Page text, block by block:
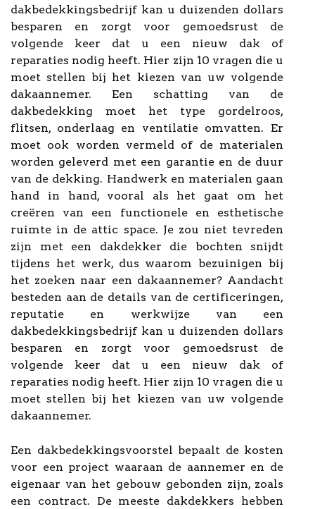
dakbedekkingsbedrijf kan u duizenden dollars
besparen en zorgt voor gemoedsrust de
volgende keer dat u een nieuw dak of
reparaties nodig heeft. Hier zijn 10 vragen die u
moet stellen bij het kiezen van uw volgende
dakaannemer. Een schatting van de
dakbedekking moet het type gordelroos,
flitsen, onderlaag en ventilatie omvatten. Er
moet ook worden vermeld of de materialen
worden geleverd met een garantie en de duur
van de dekking. Handwerk en materialen gaan
hand in hand, vooral als het gaat om het
creëren van een functionele en esthetische
ruimte in de attic space. Je zou niet tevreden
zijn met een dakdekker die bochten snijdt
tijdens het werk, dus waarom bezuinigen bij
het zoeken naar een dakaannemer? Aandacht
besteden aan de details van de certificeringen,
reputatie en werkwijze van een
dakbedekkingsbedrijf kan u duizenden dollars
besparen en zorgt voor gemoedsrust de
volgende keer dat u een nieuw dak of
reparaties nodig heeft. Hier zijn 10 vragen die u
moet stellen bij het kiezen van uw volgende
dakaannemer.
Een dakbedekkingsvoorstel bepaalt de kosten
voor een project waaraan de aannemer en de
eigenaar van het gebouw gebonden zijn, zoals
een contract. De meeste dakdekkers hebben